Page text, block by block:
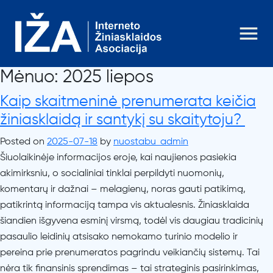
Mėnuo: 2025 liepos
Kaip skaitmeninė prenumerata keičia
žiniasklaidą ir santykį su skaitytoju?
Posted on 2025-07-18 by nuostabu_admin
Šiuolaikinėje informacijos eroje, kai naujienos pasiekia
akimirksniu, o socialiniai tinklai perpildyti nuomonių,
komentarų ir dažnai – melagienų, noras gauti patikimą,
patikrintą informaciją tampa vis aktualesnis. Žiniasklaida
šiandien išgyvena esminį virsmą, todėl vis daugiau tradicinių
pasaulio leidinių atsisako nemokamo turinio modelio ir
pereina prie prenumeratos pagrindu veikiančių sistemų. Tai
nėra tik finansinis sprendimas – tai strateginis pasirinkimas,